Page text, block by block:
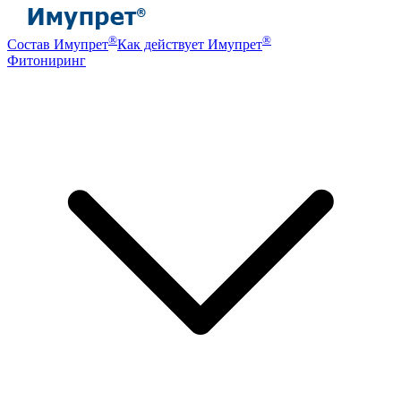
Состав Имупрет®Как действует Имупрет®
Фитониринг